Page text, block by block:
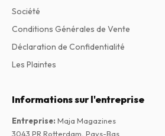
Société
Conditions Générales de Vente
Déclaration de Confidentialité
Les Plaintes
Informations sur l'entreprise
Entreprise: Maja Magazines
3043 PR Rotterdam, Pays-Bas